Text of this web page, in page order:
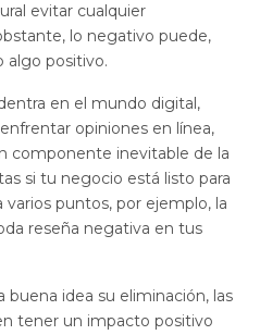
evitar cualquier
lo negativo puede,
algo positivo.
en el mundo digital,
opiniones en línea,
componente inevitable de la
si tu negocio está listo para
puntos, por ejemplo, la
reseña negativa en tus
idea su eliminación, las
tener un impacto positivo